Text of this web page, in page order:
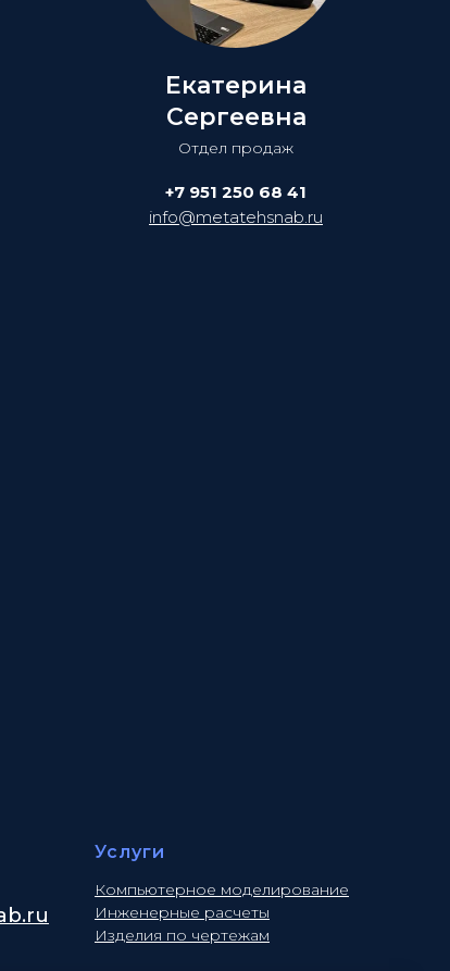
Екатерина
Сергеевна
Отдел продаж
+7 951 250 68 41
info@metatehsnab.ru
Услуги
Компьютерное моделирование
Инженерные расчеты
Изделия по чертежам